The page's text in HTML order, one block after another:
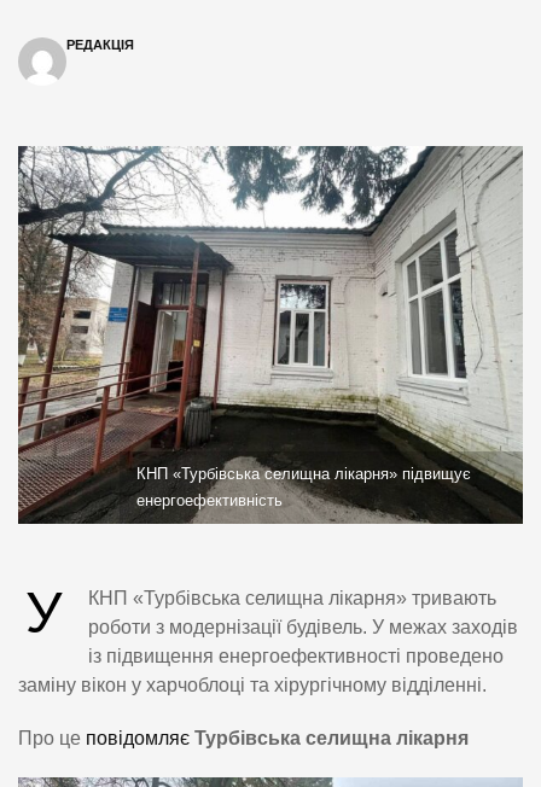
РЕДАКЦІЯ
КНП «Турбівська селищна лікарня» підвищує
енергоефективність
У
КНП «Турбівська селищна лікарня» тривають
роботи з модернізації будівель. У межах заходів
із підвищення енергоефективності проведено
заміну вікон у харчоблоці та хірургічному відділенні.
Про це повідомляє Турбівська селищна лікарня